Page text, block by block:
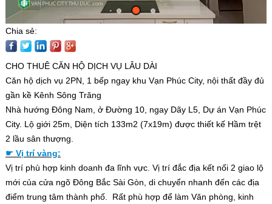
Chia sẻ:
CHO THUÊ CĂN HỘ DỊCH VỤ LÂU DÀI
Căn hộ dịch vụ 2PN, 1 bếp ngay khu Vạn Phúc City, nội thất đầy đủ
gần kề Kênh Sông Trăng
Nhà hướng Đông Nam, ở Đường 10, ngay Dãy L5, Dự án Vạn Phúc
City. Lộ giới 25m, Diện tích 133m2 (7x19m) được thiết kế Hầm trệt
2 lầu sân thượng.
☛ Vị trí vàng:
Vị trí phù hợp kinh doanh đa lĩnh vực. Vị trí đắc địa kết nối 2 giao lộ
mới của cửa ngõ Đông Bắc Sài Gòn, di chuyển nhanh đến các địa
điểm trung tâm thành phố. Rất phù hợp để làm Văn phòng, kinh